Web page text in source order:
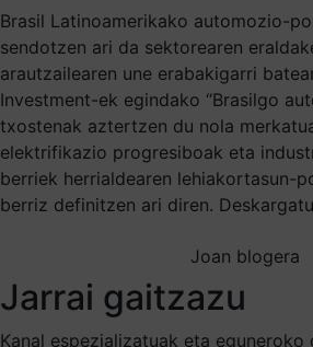
Brasil Latinoamerikako automozio-
sendotzen ari da sektorearen
arautzailearen une erabakigarri
Investment-ek egindako “Brasilgo
txostenak aztertzen du nola
elektrifikazio progresiboak eta
berriek herrialdearen lehiakortasun-
berriz definitzen ari diren.
Joan blogera
Jarrai gaitzazu
Kanal espezializatuak eta eguneroko